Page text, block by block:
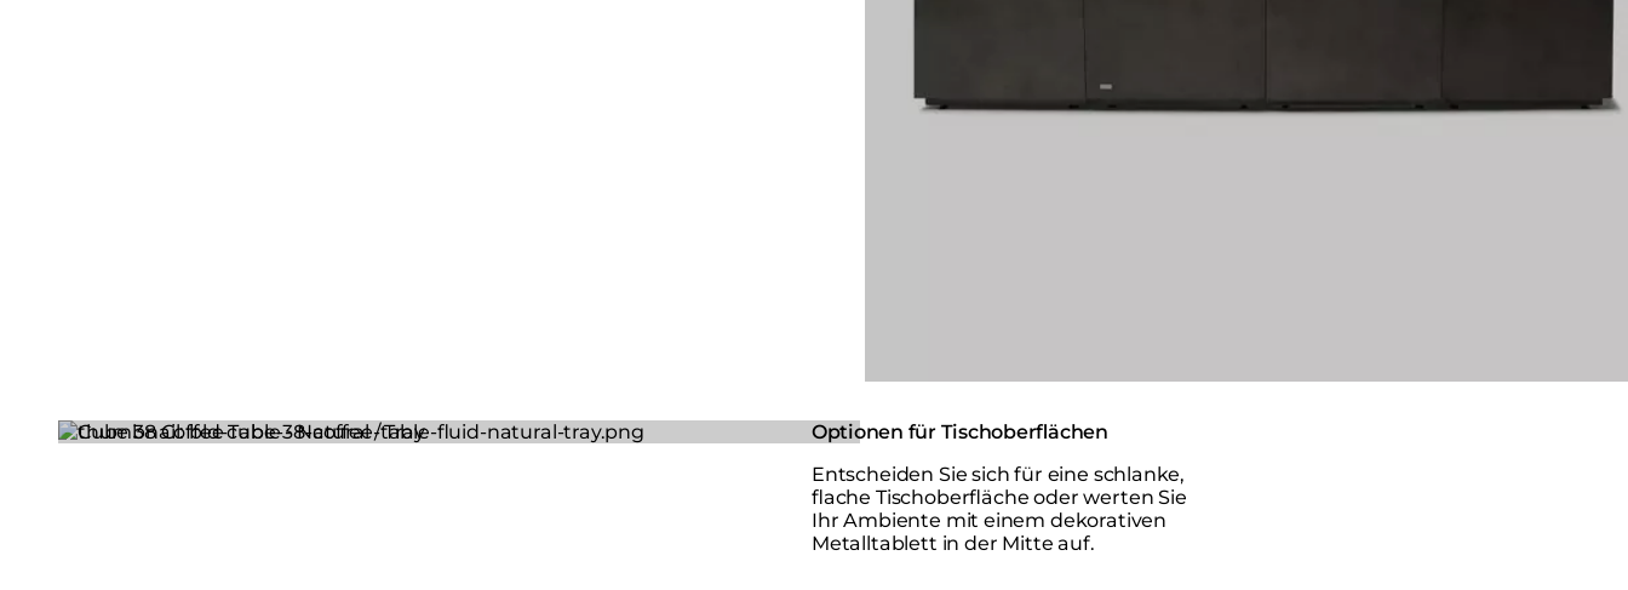
Loading image...
Optionen für Tischoberflächen
Entscheiden Sie sich für eine schlanke,
flache Tischoberfläche oder werten Sie
Ihr Ambiente mit einem dekorativen
Metalltablett in der Mitte auf.